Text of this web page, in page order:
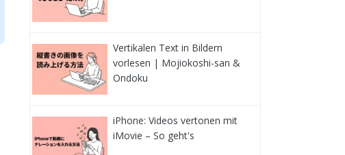
Vertikalen Text in Bildern
vorlesen | Mojiokoshi-san &
Ondoku
iPhone: Videos vertonen mit
iMovie – So geht's